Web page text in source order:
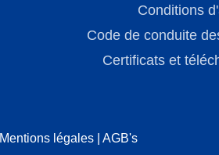
Conditions
Code de conduite
Certificats et
Mentions légales| AGB's